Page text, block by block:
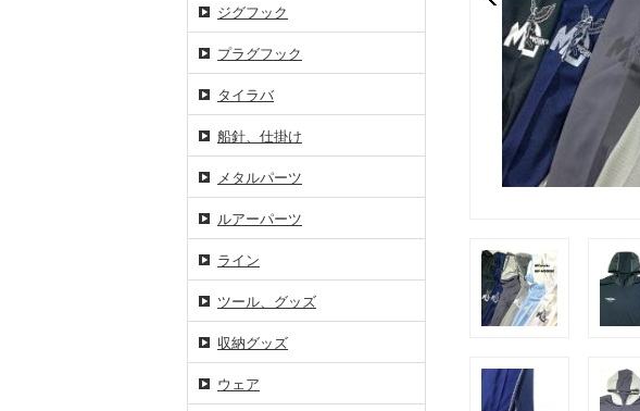
ジグフック
プラグフック
タイラバ
船針、仕掛け
メタルパーツ
ルアーパーツ
ライン
ツール、グッズ
収納グッズ
ウェア